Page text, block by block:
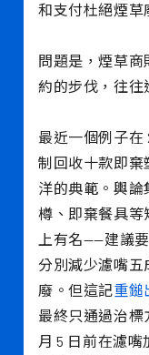
和支付杜絕煙草
問題是，煙草商
約的步伐，往往
最近一個例子在
制回收十款即棄
洋的典範。輿
樽、即棄餐具等
上有名——建議
分別減少濾嘴五
廢。但這記重鎚
最終只通過治標
月 5 日前在濾嘴